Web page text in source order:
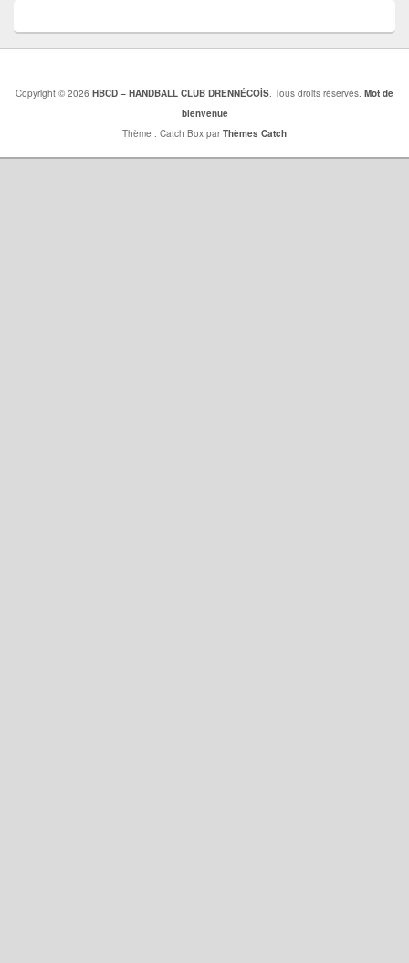
Copyright © 2026 HBCD – HANDBALL CLUB DRENNÉCOİS. Tous droits réservés. Mot de
bienvenue
Thème : Catch Box parThèmes Catch